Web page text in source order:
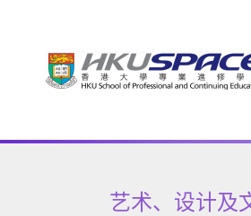
Main
艺术、设计及